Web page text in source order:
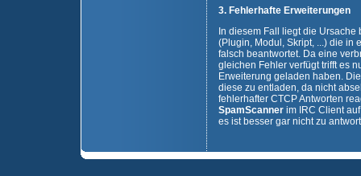
3. Fehlerhafte Erweiterungen
In diesem Fall liegt die
(Plugin, Modul, Skript, ...) die in
falsch beantwortet. Da eine
gleichen Fehler verfügt trifft es
Erweiterung geladen haben.
diese zu entladen, da nicht
fehlerhafter CTCP Antworten
SpamScanner im IRC Client
es ist besser gar nicht zu